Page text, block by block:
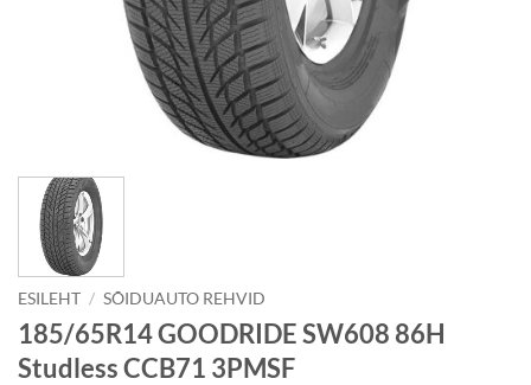
ESILEHT / SÕIDUAUTO REHVID
185/65R14 GOODRIDE SW608 86H
Studless CCB71 3PMSF